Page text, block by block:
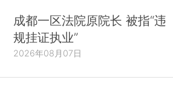
成都一区法院原院长 被指“违
规挂证执业”
2026年08月07日